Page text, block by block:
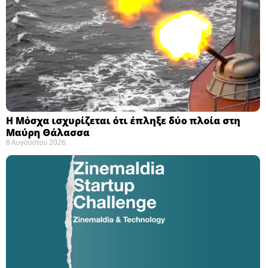
Η Μόσχα ισχυρίζεται ότι έπληξε δύο πλοία στη
Μαύρη Θάλασσα ​
8 Αυγούστου 2026